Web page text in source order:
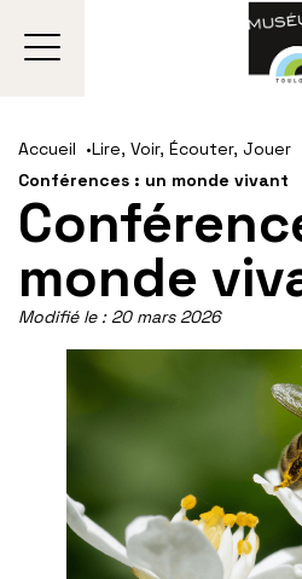
contenu
principal
la
navigation
la
Accueil Lire, Voir, Écouter, Jouer
Conférences : un monde vivant
monde
Modifié le :20 mars 2026
Gestion de vos préférences sur